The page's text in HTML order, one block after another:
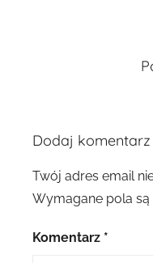
Dodaj komentarz
Twój adres email
Wymagane pola są
Komentarz *